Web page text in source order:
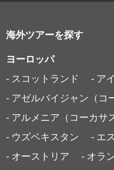
海外ツアーを探す
ヨーロッパ
- スコットランド
- ア
- アゼルバイジャン（コ
- アルメニア（コーカサ
- ウズベキスタン
- エ
- オーストリア
- オラ